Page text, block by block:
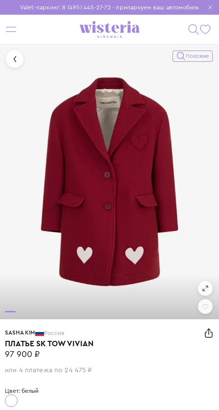
Valet-паркинг: 8 (495) 445-27-72 - припаркуем ваш автомобиль
Бесплатная доставка при заказе от 15 000 ₽
Установите приложение, чтобы покупки были еще удобнее
Похожие
SASHA KIM Россия
ПЛАТЬЕ SK TOW VIVIAN
97 900 ₽
или 4 платежа по 24 475 ₽
Цвет: белый